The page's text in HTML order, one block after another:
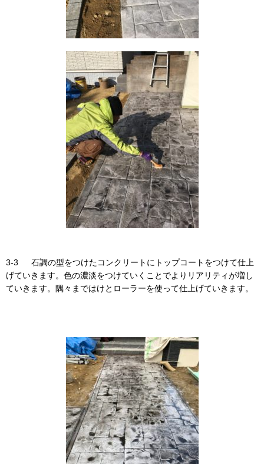
3-3 石調の型をつけたコンクリートにトップコートをつけて仕上
げていきます。色の濃淡をつけていくことでよりリアリティが増し
ていきます。隅々まではけとローラーを使って仕上げていきます。